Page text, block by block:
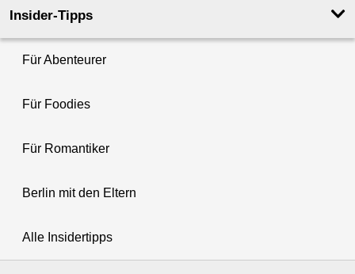
Insider-Tipps
Für Abenteurer
Für Foodies
Für Romantiker
Berlin mit den Eltern
Alle Insidertipps